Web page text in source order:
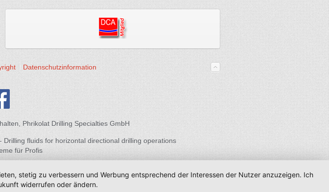
Datenschutzinformation
Phrikolat Drilling Specialties GmbH
fluids for horizontal directional drilling operations
für Profis
stetig zu verbessern und Werbung entsprechend der Interessen der Nutzer anzuzeigen. Ich
widerrufen oder ändern.